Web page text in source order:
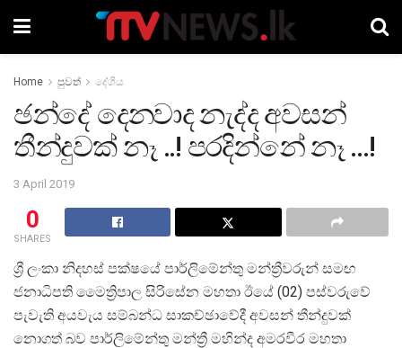
Home පුවත් දේශීය
ඡන්දේ දෙනවාද නැද්ද අවසන්
තීන්දුවක් නෑ ..! පරදින්නේ නෑ …!
3 April 2019
0
SHARES
ශ්‍රී ලංකා නිදහස් පක්ෂයේ පාර්ලිමේන්තු මන්ත්‍රීවරුන් සමඟ
ජනාධිපති මෛත්‍රිපාල සිරිසේන මහතා ඊයේ (02) පස්වරුවේ
පැවැති අයවැය සම්බන්ධ සාකච්ඡාවේදී අවසන් තීන්දුවක්
නොගත් බව පාර්ලිමේන්තු මන්ත්‍රී මහින්ද අමරවීර මහතා